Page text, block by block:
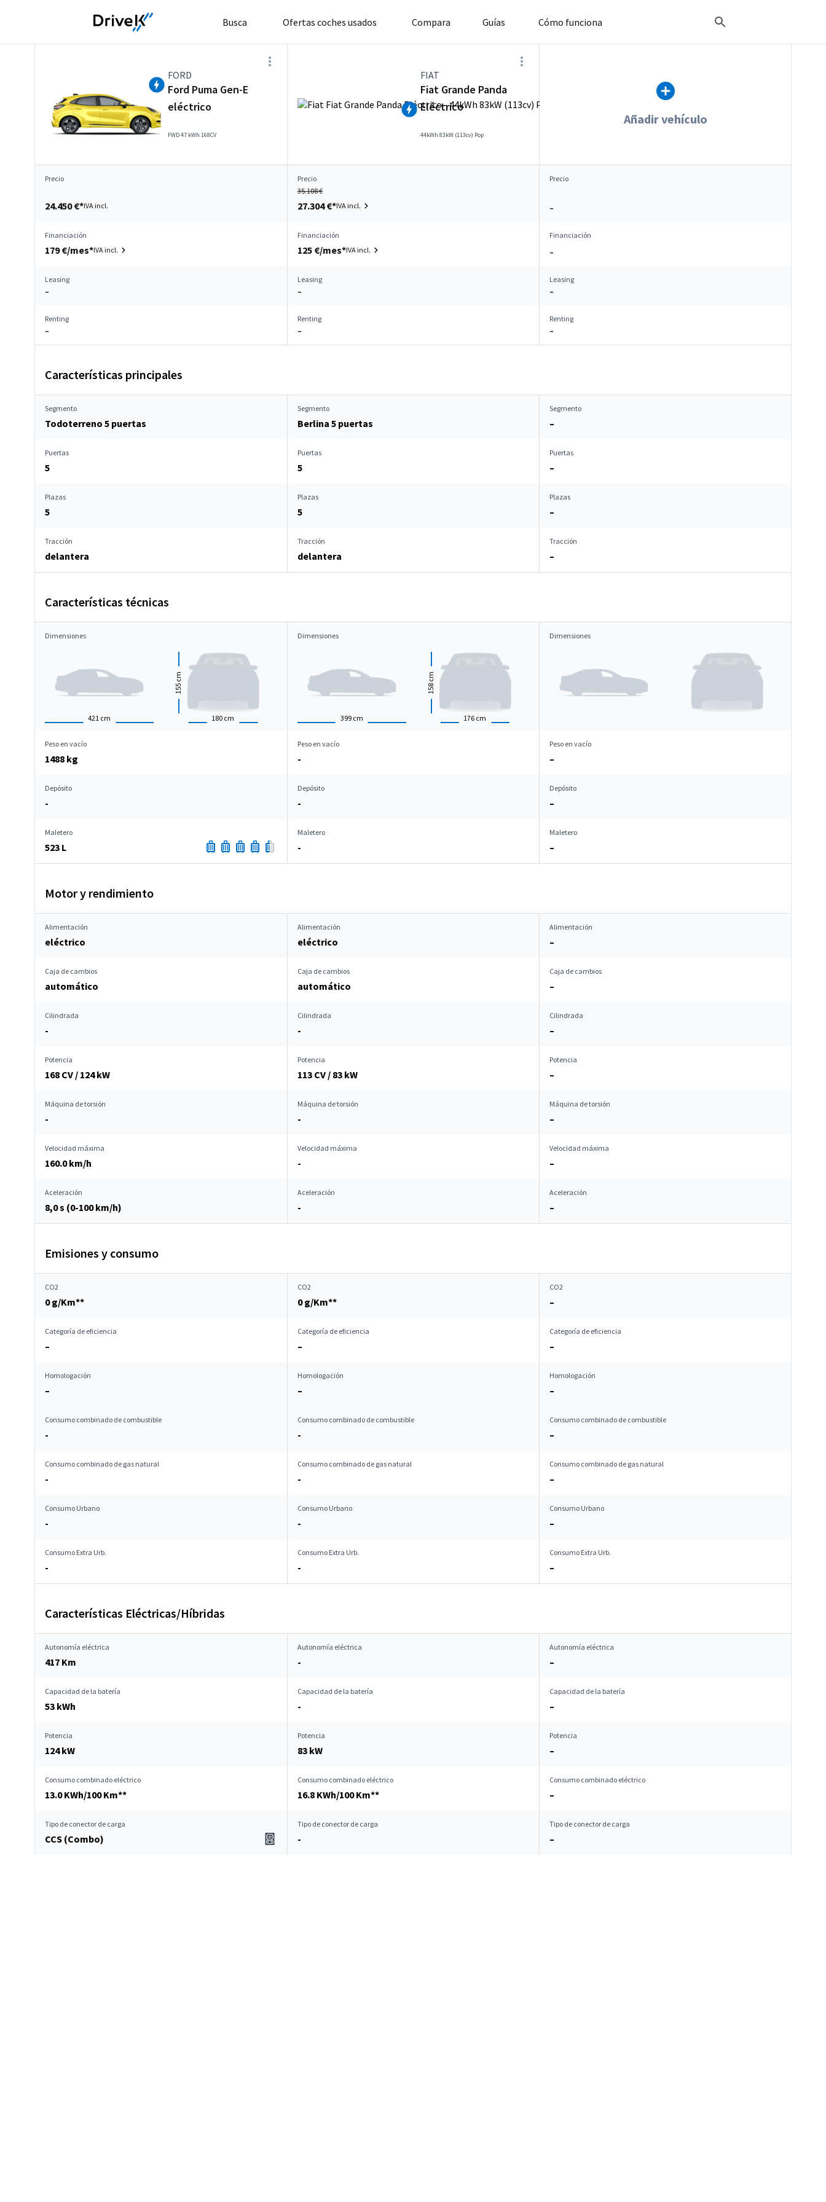
Busca Ofertas coches usados Compara Guías Cómo funciona
FORD
Ford Puma Gen-E
eléctrico
FWD 47 kWh 168CV
FIAT
Fiat Grande Panda
Eléctrico
44kWh 83kW (113cv) Pop
Añadir vehículo
Precio
24.450 €*IVA incl.
Precio
35.108 €
27.304 €*IVA incl.
Precio
–
Financiación
179 €/mes*IVA incl.
Financiación
125 €/mes*IVA incl.
Financiación
–
Leasing
–
Leasing
–
Leasing
–
Renting
–
Renting
–
Renting
–
Características principales
Segmento
Todoterreno 5 puertas
Segmento
Berlina 5 puertas
Segmento
–
Puertas
5
Puertas
5
Puertas
–
Plazas
5
Plazas
5
Plazas
–
Tracción
delantera
Tracción
delantera
Tracción
–
Características técnicas
Dimensiones
421 cm 180 cm
155
cm
Dimensiones
399 cm 176 cm
158
cm
Dimensiones
Peso en vacío
1488 kg
Peso en vacío
-
Peso en vacío
–
Depósito
-
Depósito
-
Depósito
–
Maletero
523 L
Maletero
-
Maletero
–
Motor y rendimiento
Alimentación
eléctrico
Alimentación
eléctrico
Alimentación
–
Caja de cambios
automático
Caja de cambios
automático
Caja de cambios
–
Cilindrada
-
Cilindrada
-
Cilindrada
–
Potencia
168 CV / 124 kW
Potencia
113 CV / 83 kW
Potencia
–
Máquina de torsión
-
Máquina de torsión
-
Máquina de torsión
–
Velocidad máxima
160.0 km/h
Velocidad máxima
-
Velocidad máxima
–
Aceleración
8,0 s (0-100 km/h)
Aceleración
-
Aceleración
–
Emisiones y consumo
CO2
0 g/Km**
CO2
0 g/Km**
CO2
–
Categoría de eficiencia
–
Categoría de eficiencia
–
Categoría de eficiencia
–
Homologación
–
Homologación
–
Homologación
–
Consumo combinado de combustible
-
Consumo combinado de combustible
-
Consumo combinado de combustible
–
Consumo combinado de gas natural
-
Consumo combinado de gas natural
-
Consumo combinado de gas natural
–
Consumo Urbano
-
Consumo Urbano
-
Consumo Urbano
–
Consumo Extra Urb.
-
Consumo Extra Urb.
-
Consumo Extra Urb.
–
Características Eléctricas/Híbridas
Autonomía eléctrica
417 Km
Autonomía eléctrica
-
Autonomía eléctrica
–
Capacidad de la batería
53 kWh
Capacidad de la batería
-
Capacidad de la batería
–
Potencia
124 kW
Potencia
83 kW
Potencia
–
Consumo combinado eléctrico
13.0 KWh/100 Km**
Consumo combinado eléctrico
16.8 KWh/100 Km**
Consumo combinado eléctrico
–
Tipo de conector de carga
CCS (Combo)
Tipo de conector de carga
-
Tipo de conector de carga
–